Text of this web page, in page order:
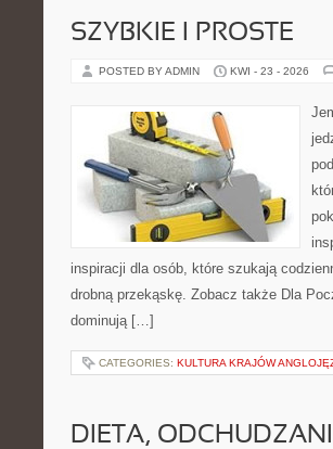
SZYBKIE I PROSTE
POSTED BY ADMIN KWI - 23 - 2026
inspiracji dla osób, które szukają
drobną przekąskę. Zobacz także Dla
dominują […]
CATEGORIES: KULTURA KRAJÓW
DIETA,